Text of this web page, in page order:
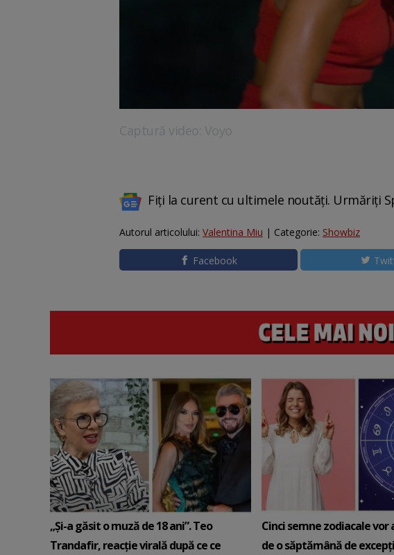
Captură video: Voyo
Fiți la curent cu ultimele noutăți. Urmăriți
Autorul articolului: Valentina Miu | Categorie: Showbiz
Facebook
„Și-a găsit o muză de 18 ani”. Teo
Trandafir, reacție virală după ce ce
Cinci semne zodiacale vor
de o săptămână de